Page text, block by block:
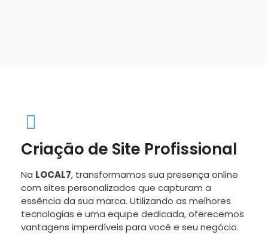
Criação de Site Profissional
Na LOCAL7, transformamos sua presença online
com sites personalizados que capturam a
essência da sua marca. Utilizando as melhores
tecnologias e uma equipe dedicada, oferecemos
vantagens imperdíveis para você e seu negócio.